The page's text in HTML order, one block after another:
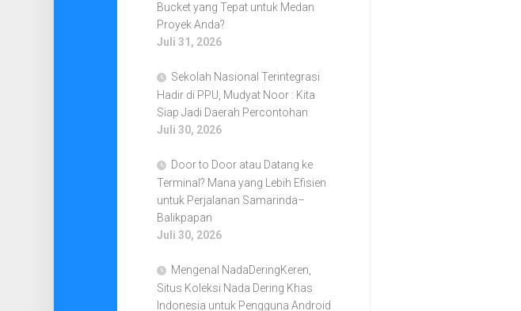
Bucket yang Tepat untuk Medan
Proyek Anda?
Juli 31, 2026
Sekolah Nasional Terintegrasi
Hadir di PPU, Mudyat Noor : Kita
Siap Jadi Daerah Percontohan
Juli 30, 2026
Door to Door atau Datang ke
Terminal? Mana yang Lebih Efisien
untuk Perjalanan Samarinda–
Balikpapan
Juli 30, 2026
Mengenal NadaDeringKeren,
Situs Koleksi Nada Dering Khas
Indonesia untuk Pengguna Android